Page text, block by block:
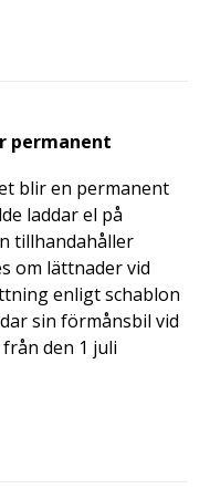
permanent
blir en permanent
laddar el på
tillhandahåller
om lättnader vid
enligt schablon
sin förmånsbil vid
den 1 juli